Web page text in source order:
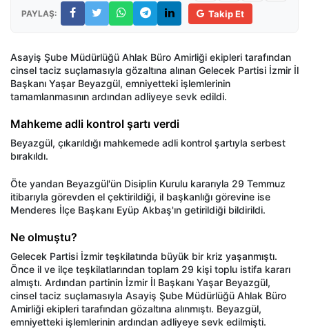
PAYLAŞ: Takip Et
Asayiş Şube Müdürlüğü Ahlak Büro Amirliği ekipleri tarafından
cinsel taciz suçlamasıyla gözaltına alınan Gelecek Partisi İzmir İl
Başkanı Yaşar Beyazgül, emniyetteki işlemlerinin
tamamlanmasının ardından adliyeye sevk edildi.
Mahkeme adli kontrol şartı verdi
Beyazgül, çıkarıldığı mahkemede adli kontrol şartıyla serbest
bırakıldı.
Öte yandan Beyazgül'ün Disiplin Kurulu kararıyla 29 Temmuz
itibarıyla görevden el çektirildiği, il başkanlığı görevine ise
Menderes İlçe Başkanı Eyüp Akbaş'ın getirildiği bildirildi.
Ne olmuştu?
Gelecek Partisi İzmir teşkilatında büyük bir kriz yaşanmıştı.
Önce il ve ilçe teşkilatlarından toplam 29 kişi toplu istifa kararı
almıştı. Ardından partinin İzmir İl Başkanı Yaşar Beyazgül,
cinsel taciz suçlamasıyla Asayiş Şube Müdürlüğü Ahlak Büro
Amirliği ekipleri tarafından gözaltına alınmıştı. Beyazgül,
emniyetteki işlemlerinin ardından adliyeye sevk edilmişti.